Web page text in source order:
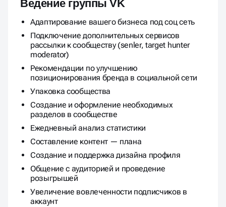
Ведение группы VK
Адаптирование вашего бизнеса под соц сеть
Подключение дополнительных сервисов
рассылки к сообществу (senler, target hunter
moderator)
Рекомендации по улучшению
позиционирования бренда в социальной сети
Упаковка сообщества
Создание и оформление необходимых
разделов в сообществе
Ежедневный анализ статистики
Составление контент — плана
Создание и поддержка дизайна профиля
Общение с аудиторией и проведение
розыгрышей
Увеличение вовлеченности подписчиков в
аккаунт